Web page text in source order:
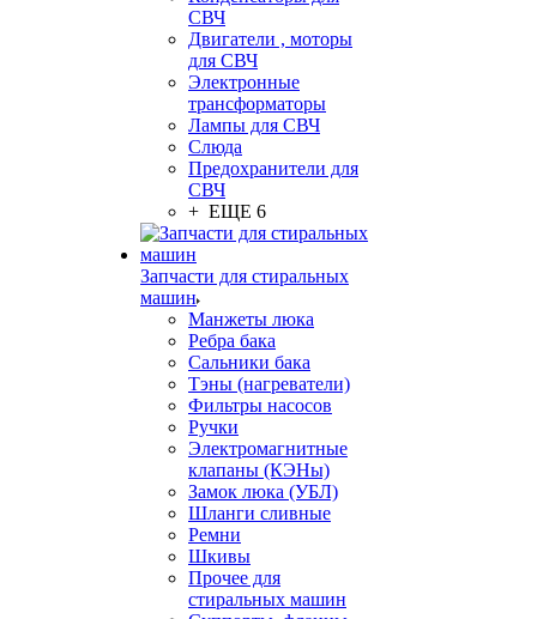
СВЧ
Двигатели , моторы
для СВЧ
Электронные
трансформаторы
Лампы для СВЧ
Слюда
Предохранители для
СВЧ
+ ЕЩЕ 6
Запчасти для стиральных
машин
Манжеты люка
Ребра бака
Сальники бака
Тэны (нагреватели)
Фильтры насосов
Ручки
Электромагнитные
клапаны (КЭНы)
Замок люка (УБЛ)
Шланги сливные
Ремни
Шкивы
Прочее для
стиральных машин